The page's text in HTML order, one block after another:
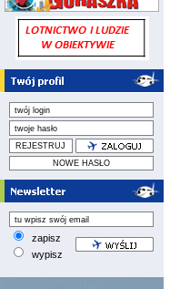
zapisz
wypisz